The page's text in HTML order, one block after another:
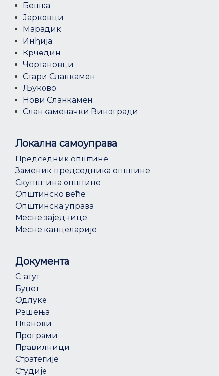
Бешка
Јарковци
Марадик
Инђија
Крчедин
Чортановци
Стари Сланкамен
Љуково
Нови Сланкамен
Сланкаменачки Виногради
Локална самоуправа
Председник општине
Заменик председника општине
Скупштина општине
Општинско веће
Општинска управа
Месне заједнице
Месне канцеларије
Документа
Статут
Буџет
Одлуке
Решења
Планови
Програми
Правилници
Стратегије
Студије